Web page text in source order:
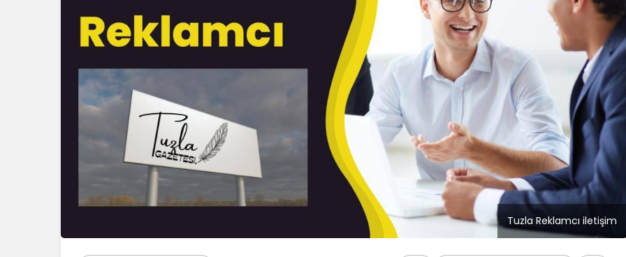
Tuzla Reklamcı iletişim
Dizüstü Bilgisayar
Seçiminde Performans
Blog
İstanbul Anadolu Yakası
Temizlik Hizmetleri